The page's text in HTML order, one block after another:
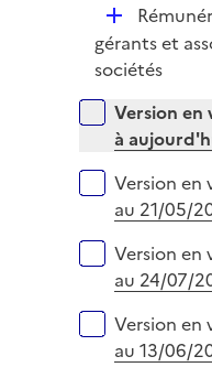
D
é
p
i
e
r
gérants et
sociétés
Versions sur la
Version en
à
Version en
au 21/05/
Version en
au 24/07/
Version en
au 13/06/